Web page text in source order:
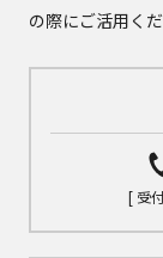
の際にご活用くだ
[ 受